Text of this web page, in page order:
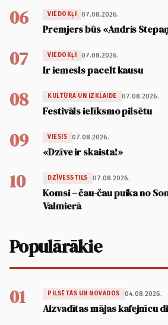
06 VIEDOKĻI 07.08.2026.
Premjers būs «Andris
07 VIEDOKĻI 07.08.2026.
Ir iemesls pacelt kausu
08 KULTŪRA UN IZKLAIDE 07.08.2026.
Festivāls ielīksmo pilsētu
09 VIESIS 07.08.2026.
«Dzīve ir skaista!»
10 DZĪVESSTILS 07.08.2026.
Komsi – čau-čau puika no
Valmierā
Populārākie
01 PILSĒTĀS UN NOVADOS 04.08.2026.
Aizvadītas mājas kafejnīcu